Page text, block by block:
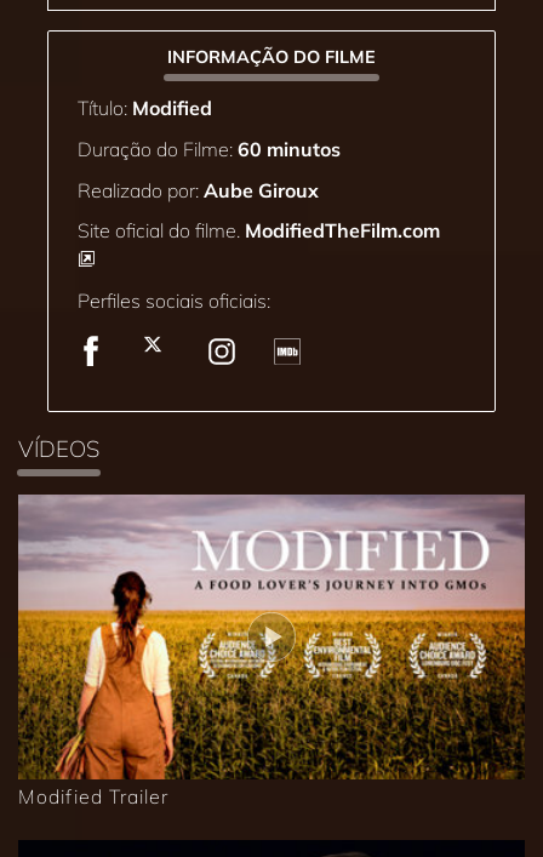
INFORMAÇÃO DO FILME
Título: Modified
Duração do Filme: 60 minutos
Realizado por: Aube Giroux
Site oficial do filme. ModifiedTheFilm.com
Perfiles sociais oficiais:
VÍDEOS
Modified Trailer